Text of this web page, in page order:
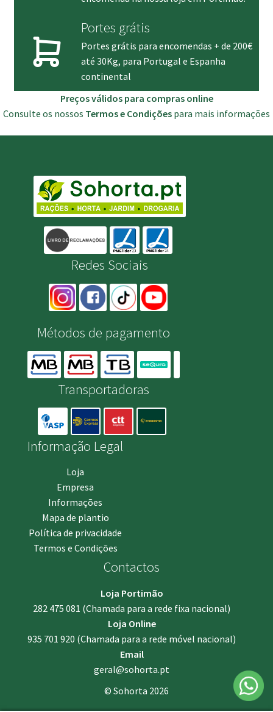
Portes grátis
Portes grátis para encomendas + de 200€
até 30Kg, para Portugal e Espanha
continental
Preços válidos para compras online
Consulte os nossos Termos e Condições para mais informações
Redes Sociais
Métodos de pagamento
Transportadoras
Informação Legal
Loja
Empresa
Informações
Mapa de plantio
Política de privacidade
Termos e Condições
Contactos
Loja Portimão
282 475 081 (Chamada para a rede fixa nacional)
Loja Online
935 701 920 (Chamada para a rede móvel nacional)
Email
geral@sohorta.pt
© Sohorta 2026